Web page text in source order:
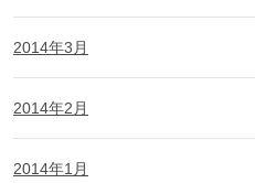
2014年3月
2014年2月
2014年1月